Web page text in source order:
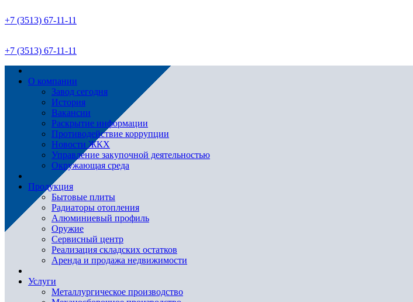
+7 (3513) 67-11-11
+7 (3513) 67-11-11
О компании
Завод сегодня
История
Вакансии
Раскрытие информации
Противодействие коррупции
Новости ЖКХ
Управление закупочной деятельностью
Окружающая среда
Продукция
Бытовые плиты
Радиаторы отопления
Алюминиевый профиль
Оружие
Сервисный центр
Реализация складских остатков
Аренда и продажа недвижимости
Услуги
Металлургическое производство